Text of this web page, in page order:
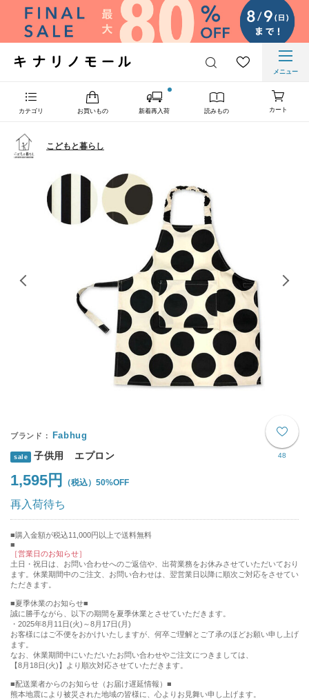
メニュー
カテゴリ お買いもの 新着再入荷 読みもの カート
こどもと暮らし
48
Fabhug
sale 子供用 エプロン
1,595円 50%OFF
再入荷待ち
購入金額が税込11,000円以上で送料無料
［営業日のお知らせ］
土日・祝日は、お問い合わせへのご返信や、出荷業務をお休みさせていただいており
ます。休業期間中のご注文、お問い合わせは、翌営業日以降に順次ご対応をさせてい
ただきます。
■夏季休業のお知らせ■
誠に勝手ながら、以下の期間を夏季休業とさせていただきます。
・2025年8月11日(火)～8月17日(月)
お客様にはご不便をおかけいたしますが、何卒ご理解とご了承のほどお願い申し上げ
ます。
なお、休業期間中にいただいたお問い合わせやご注文につきましては、
【8月18日(火)】より順次対応させていただきます。
■配送業者からのお知らせ（お届け遅延情報）■
熊本地震により被災された地域の皆様に、心よりお見舞い申し上げます。